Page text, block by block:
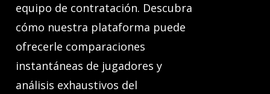
equipo de contratación. Descubra
cómo nuestra plataforma puede
ofrecerle comparaciones
instantáneas de jugadores y
análisis exhaustivos del